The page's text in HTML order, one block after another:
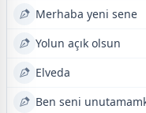
Merhaba yeni sene
Yolun açık olsun
Elveda
Ben seni